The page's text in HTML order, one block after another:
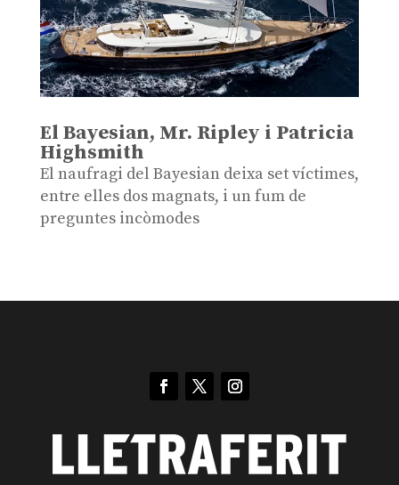
El Bayesian, Mr. Ripley i Patricia
Highsmith
El naufragi del Bayesian deixa set víctimes,
entre elles dos magnats, i un fum de
preguntes incòmodes